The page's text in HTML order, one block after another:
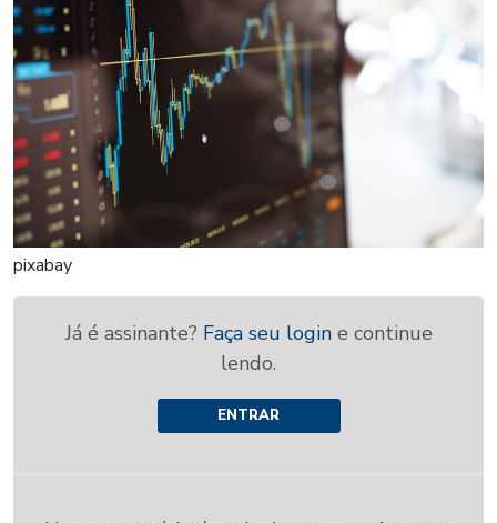
pixabay
Já é assinante? Faça seu login e continue
lendo.
ENTRAR